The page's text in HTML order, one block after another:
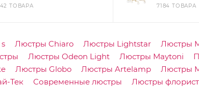
ТОВАРА 7184 ТОВАРА
Люстры Chiaro Люстры Lightstar Люстры
Люстры Odeon Light Люстры Maytoni
Люстры Globo Люстры Artelamp Люстры
Тек Современные люстры Люстры